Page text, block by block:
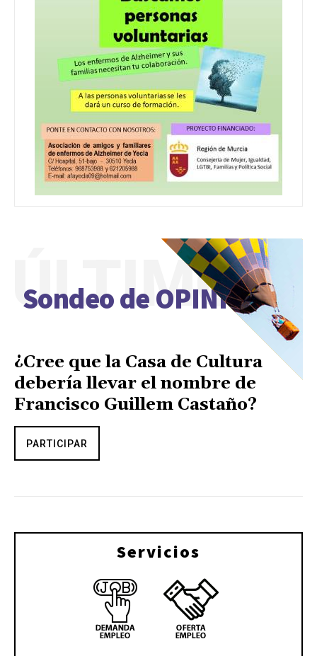
Sondeo de OPINIÓN
ÚLTIMO
¿Cree que la Casa de Cultura
debería llevar el nombre de
Francisco Guillem Castaño?
PARTICIPAR
Servicios